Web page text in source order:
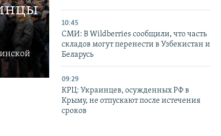
10:45
СМИ: В Wildberries сообщили, что часть
складов могут перенести в Узбекистан и
Беларусь
09:29
КРЦ: Украинцев, осужденных РФ в
Крыму, не отпускают после истечения
сроков